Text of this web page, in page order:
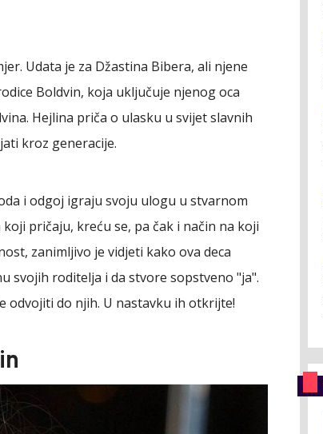
Udata je za Džastina Bibera, ali njene
Boldvin, koja uključuje njenog oca
Hejlina priča o ulasku u svijet slavnih
kroz generacije.
i odgoj igraju svoju ulogu u stvarnom
pričaju, kreću se, pa čak i način na koji
zanimljivo je vidjeti kako ova deca
svojih roditelja i da stvore sopstveno "ja".
odvojiti do njih. U nastavku ih otkrijte!